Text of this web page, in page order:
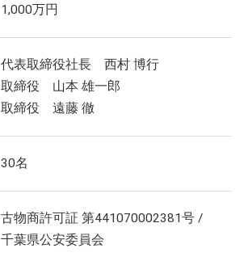
1,000万円
代表取締役社長 西村 博行
取締役 山本 雄一郎
取締役 遠藤 徹
30名
古物商許可証 第441070002381号 /
千葉県公安委員会